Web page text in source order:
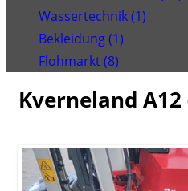
Wassertechnik (1)
Bekleidung (1)
Flohmarkt (8)
Kverneland A12